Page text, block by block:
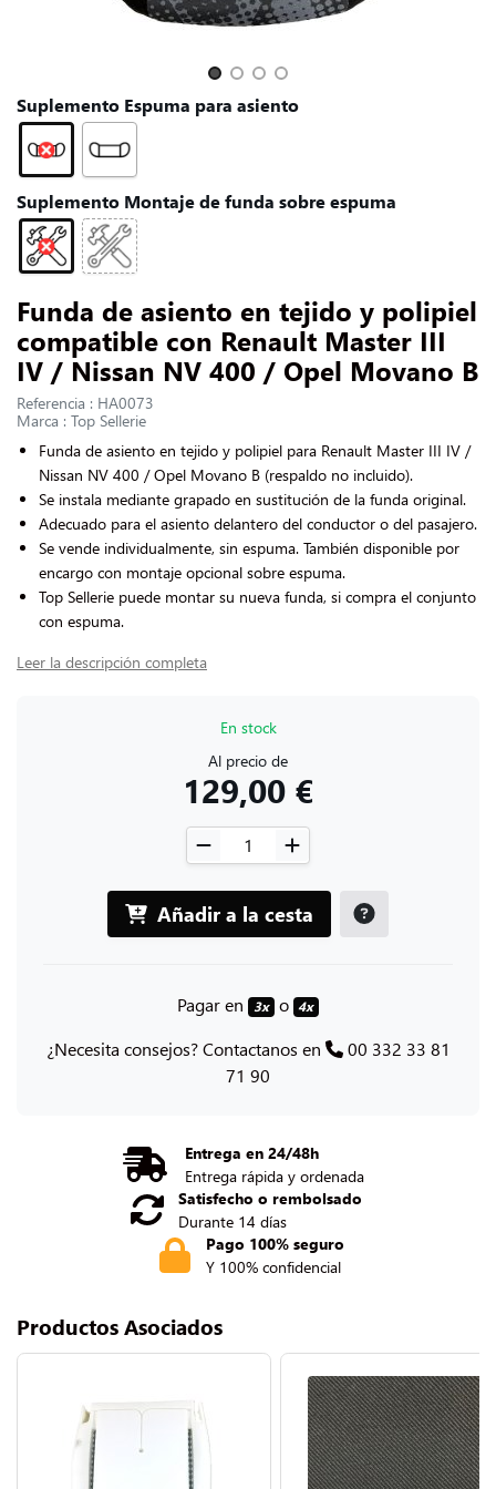
Slide 1 of 4
Suplemento Espuma para asiento
Suplemento Montaje de funda sobre espuma
Funda de asiento en tejido y polipiel
compatible con Renault Master III
IV / Nissan NV 400 / Opel Movano B
Referencia : HA0073
Marca : Top Sellerie
Funda de asiento en tejido y polipiel para Renault Master III IV /
Nissan NV 400 / Opel Movano B (respaldo no incluido).
Se instala mediante grapado en sustitución de la funda original.
Adecuado para el asiento delantero del conductor o del pasajero.
Se vende individualmente, sin espuma. También disponible por
encargo con montaje opcional sobre espuma.
Top Sellerie puede montar su nueva funda, si compra el conjunto
con espuma.
Leer la descripción completa
En stock
Al precio de
129,00 €
Añadir a la cesta
Pagar en 3x o 4x
¿Necesita consejos? Contactanos en
00 332 33 81
71 90
Entrega en 24/48h
Entrega rápida y ordenada
Satisfecho o rembolsado
Durante 14 días
Pago 100% seguro
Y 100% confidencial
Productos Asociados